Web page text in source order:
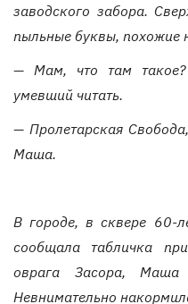
заводского забора.
пыльные буквы, похожие
— Мам, что там
умевший читать.
— Пролетарская
Маша.
В городе, в сквере 60-
сообщала табличка
оврага Засора,
Невнимательно